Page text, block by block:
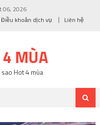
06, 2026
Điều khoản dịch vụ Liên hệ
MÙA
Hot 4 mùa